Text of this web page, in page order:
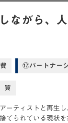
ながら、
⑰パートナー
買
ーティストと再生
てられている現状